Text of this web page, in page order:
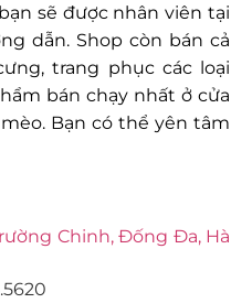
sẽ được nhân viên tại
dẫn. Shop còn bán cả
trang phục các loại
bán chạy nhất ở cửa
Bạn có thể yên tâm
Chinh, Đống Đa, Hà